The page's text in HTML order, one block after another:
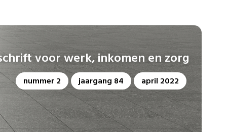
voor werk, inkomen en zorg
nummer 2 jaargang 84 april 2022